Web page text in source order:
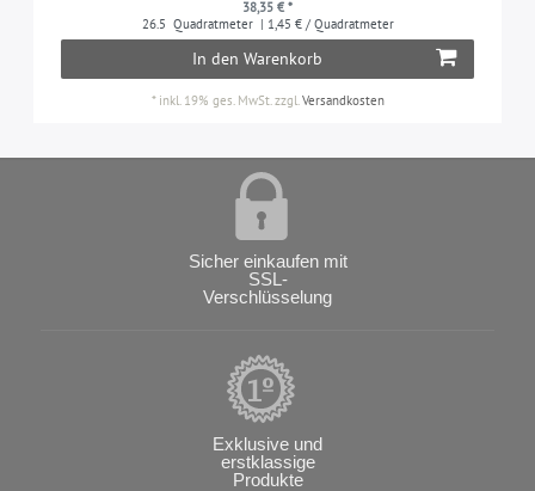
38,35 € *
26.5 Quadratmeter | 1,45 € / Quadratmeter
In den Warenkorb
* inkl. 19% ges. MwSt. zzgl. Versandkosten
Sicher einkaufen mit
SSL-
Verschlüsselung
Exklusive und
erstklassige
Produkte